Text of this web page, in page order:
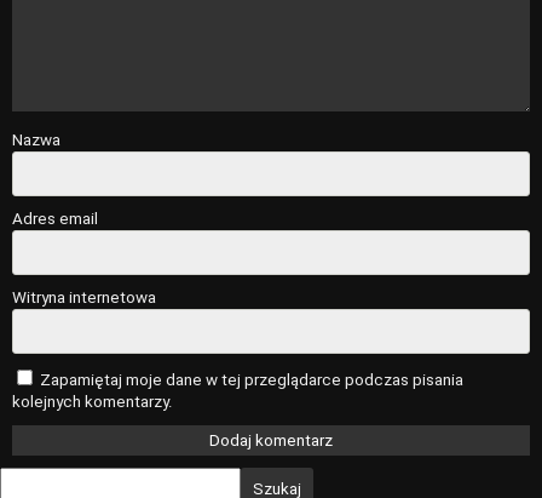
Nazwa
Adres email
Witryna internetowa
Zapamiętaj moje dane w tej przeglądarce podczas pisania
kolejnych komentarzy.
Szukaj